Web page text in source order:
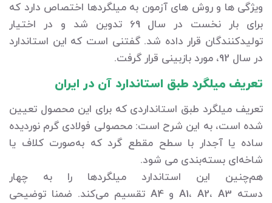
ویژگی‌ ها و روش‌ های آزمون به میلگردها اختصاص دارد که
برای بار نخست در سال 69 تدوین شد و در اختیار
تولیدکنندگان قرار داده شد. گفتنی است که این استاندارد
در سال 92، مورد بازبینی قرار گرفت.
تعریف میلگرد طبق استاندارد آن در ایران
تعریف میلگرد طبق استانداردی که برای این محصول تعیین
شده است، به این شرح است: محصولی فولادی گرم نوردیده
ساده یا آجدار با سطح مقطع گرد که به‌صورت کلاف یا
شاخه‌‌ای بسته‌‌بندی می‌ شود.
هم‌چنین این استاندارد میلگردها را به چهار
دسته A1، A2، A3 و A4 تقسیم می‌کند. ضمنا توضیحی